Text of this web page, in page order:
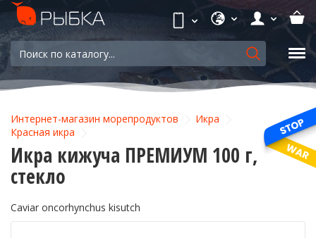
Интернет-магазин морепродуктов
Икра
Красная икра
Икра кижуча ПРЕМИУМ 100 г,
стекло
Caviar oncorhynchus kisutch